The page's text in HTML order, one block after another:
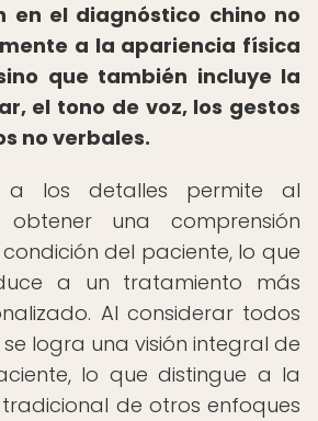
en el diagnóstico chino no
a la apariencia física
que también incluye la
el tono de voz, los gestos
no verbales.
a los detalles permite al
una comprensión
del paciente, lo que
a un tratamiento más
Al considerar todos
logra una visión integral de
lo que distingue a la
de otros enfoques